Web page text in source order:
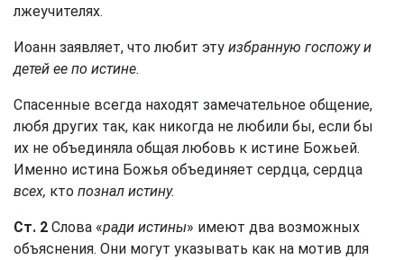
лжеучителях.
Иоанн заявляет, что любит эту избранную госпожу и
детей ее по истине.
Спасенные всегда находят замечательное общение,
любя других так, как никогда не любили бы, если бы
их не объединяла общая любовь к истине Божьей.
Именно истина Божья объединяет сердца, сердца
всех, кто познал истину.
Ст. 2 Слова «ради истины» имеют два возможных
объяснения. Они могут указывать как на мотив для